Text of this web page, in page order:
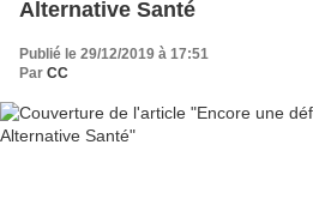
Alternative Santé
Publié le 29/12/2019 à 17:51
Par CC